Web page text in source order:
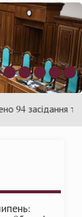
засідання та